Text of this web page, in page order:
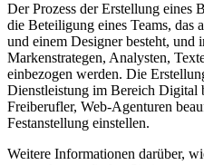
Der Prozess der Erstellung eines
die Beteiligung eines Teams, das
und einem Designer besteht, und
Markenstrategen, Analysten,
einbezogen werden. Die
Dienstleistung im Bereich Digital
Freiberufler, Web-Agenturen
Festanstellung einstellen.
Weitere Informationen darüber,